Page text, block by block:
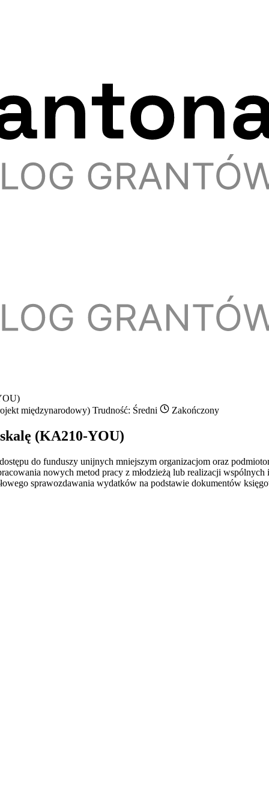
międzynarodowy) Trudność: Średni Zakończony
(KA210-YOU)
do funduszy unijnych mniejszym organizacjom oraz
nowych metod pracy z młodzieżą lub realizacji
sprawozdawania wydatków na podstawie dokumentów